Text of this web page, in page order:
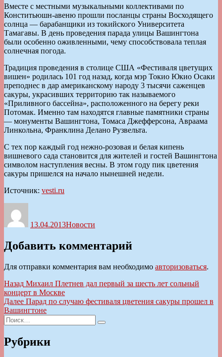
Вместе с местными музыкальными коллективами по
Конститьюшн-авеню прошли посланцы страны Восходящего
солнца — барабанщики из токийского Университета
Тамагавы. В день проведения парада улицы Вашингтона
были особенно оживленными, чему способствовала теплая
солнечная погода.
Традиция проведения в столице США «Фестиваля цветущих
вишен» родилась 101 год назад, когда мэр Токио Юкио Осаки
преподнес в дар американскому народу 3 тысячи саженцев
сакуры, украсивших территорию так называемого
«Приливного бассейна», расположенного на берегу реки
Потомак. Именно там находятся главные памятники страны
— монументы Вашингтона, Томаса Джефферсона, Авраама
Линкольна, Франклина Делано Рузвельта.
С тех пор каждый год нежно-розовая и белая кипень
вишневого сада становится для жителей и гостей Вашингтона
символом наступления весны. В этом году пик цветения
сакуры пришелся на начало нынешней недели.
Источник: vesti.ru
13.04.2013Новости
Добавить комментарий
Для отправки комментария вам необходимо авторизоваться.
Навигация
по
записям
Назад Предыдущая
запись:
Михаил Плетнев дал первый за шесть лет сольный
концерт в Москве
Далее Следующая
запись:
Парад по случаю фестиваля цветения сакуры прошел в
Вашингтоне
Искать:
Поиск
Рубрики